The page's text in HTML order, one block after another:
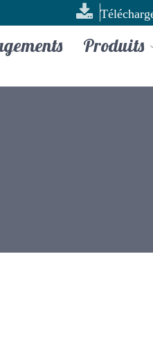
Produits